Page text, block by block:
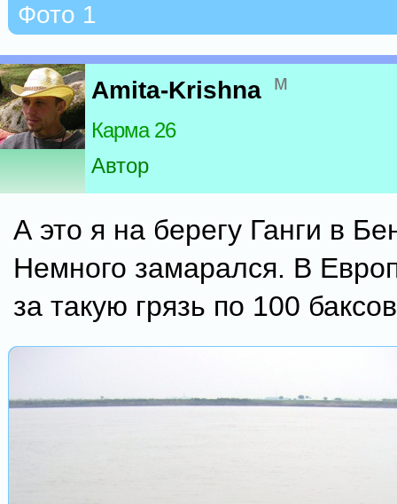
Фото 1
Amita-Krishna м
Карма 26
Автор
А это я на берегу Ганги в
Немного замарался. В
за такую грязь по 100